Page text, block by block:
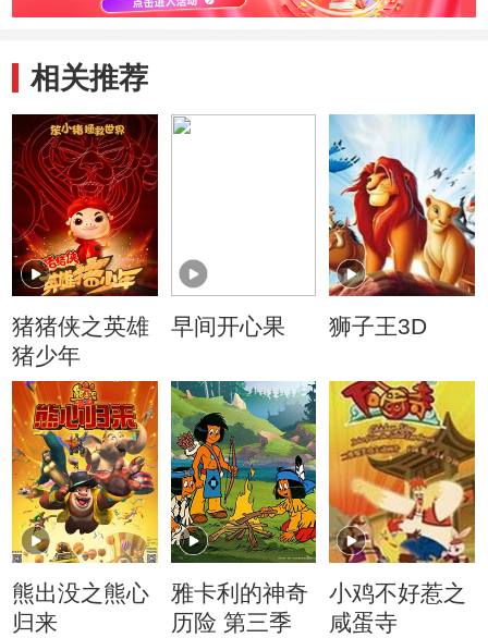
相关推荐
猪猪侠之英雄
猪少年
早间开心果 狮子王3D
熊出没之熊心
归来
雅卡利的神奇
历险 第三季
小鸡不好惹之
咸蛋寺